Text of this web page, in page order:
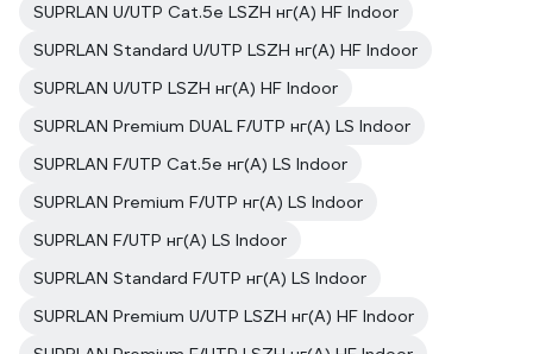
SUPRLAN U/UTP Cat.5e LSZH нг(А) HF Indoor
SUPRLAN Standard U/UTP LSZH нг(А) HF Indoor
SUPRLAN U/UTP LSZH нг(А) HF Indoor
SUPRLAN Premium DUAL F/UTP нг(А) LS Indoor
SUPRLAN F/UTP Cat.5e нг(А) LS Indoor
SUPRLAN Premium F/UTP нг(А) LS Indoor
SUPRLAN F/UTP нг(А) LS Indoor
SUPRLAN Standard F/UTP нг(А) LS Indoor
SUPRLAN Premium U/UTP LSZH нг(А) HF Indoor